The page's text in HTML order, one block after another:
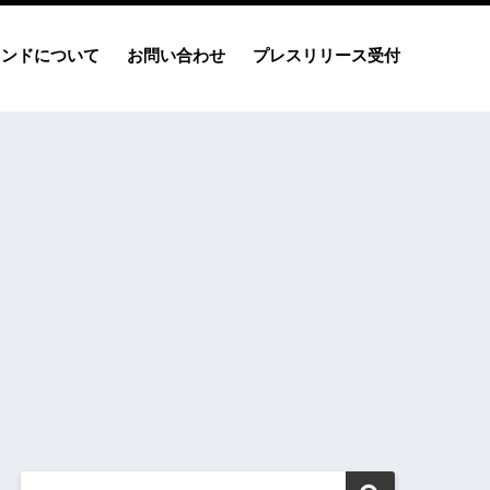
ドについて お問い合わせ プレスリリース受付